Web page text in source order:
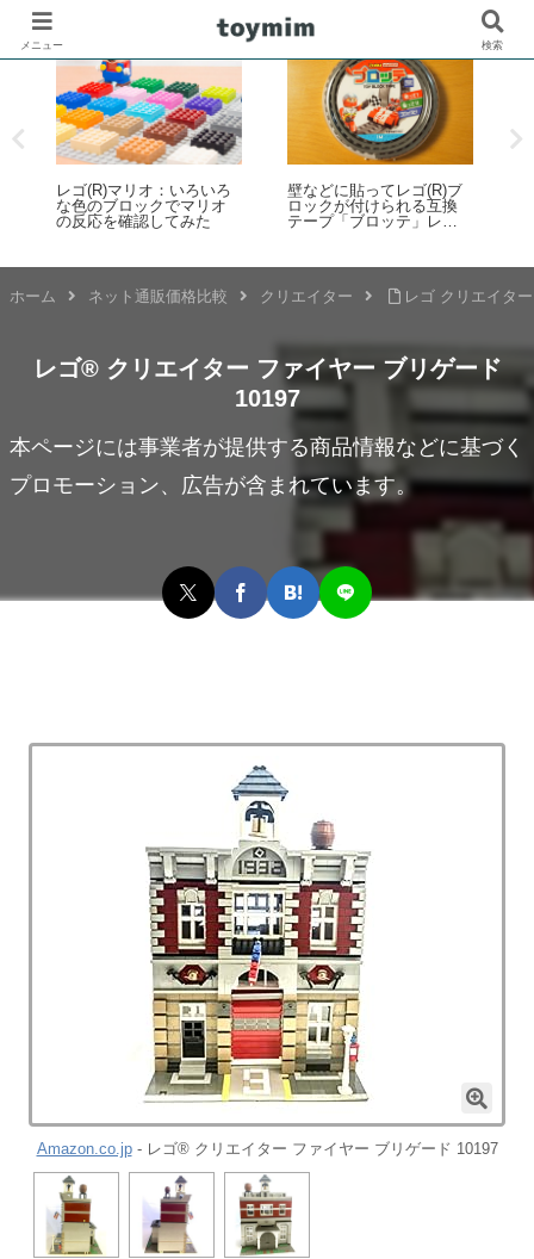
レゴ(R)マリオ：いろいろ
な色のブロックでマリオ
の反応を確認してみた
壁などに貼ってレゴ(R)ブ
ロックが付けられる互換
テープ「ブロッテ」レビ
ホーム ネット通販価格比較 クリエイター レゴ クリエイタ
レゴ® クリエイター ファイヤー ブリゲード
10197
本ページには事業者が提供する商品情報などに基づく
プロモーション、広告が含まれています。
Amazon.co.jp- レゴ® クリエイター ファイヤー ブリゲード 10197
メニュー 検索